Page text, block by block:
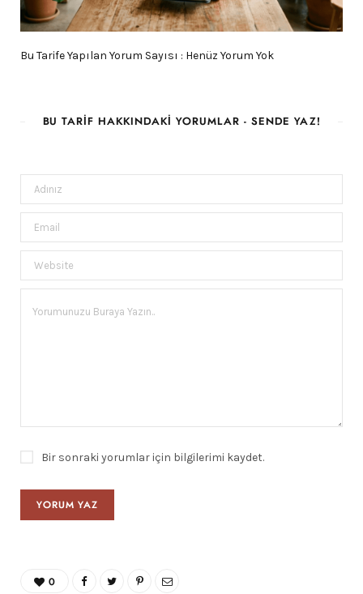
Bu Tarife Yapılan Yorum Sayısı : Henüz Yorum Yok
BU TARIF HAKKINDAKI YORUMLAR - SENDE YAZ!
Bir sonraki yorumlar için bilgilerimi kaydet.
0